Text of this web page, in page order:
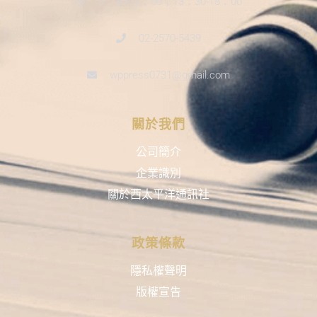
02-2570-5439
wppress0731@gmail.com
關於我們
公司簡介
企業識別
關於西太平洋通訊社
政策條款
隱私權聲明
版權宣告